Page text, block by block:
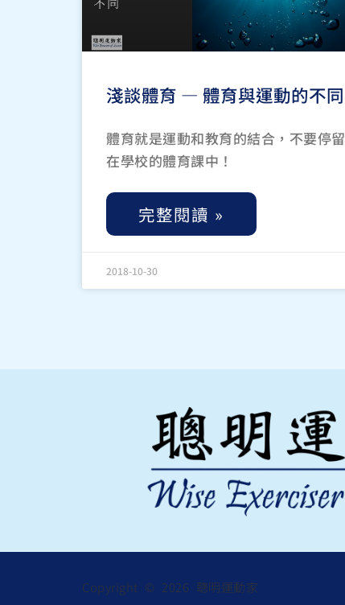
淺談體育 — 體育與運動的不同
體育就是運動和教育的結合，不要停留
在學校的體育課中！
完整閱讀 »
2018-10-30
Copyright © 2026 聰明運動家